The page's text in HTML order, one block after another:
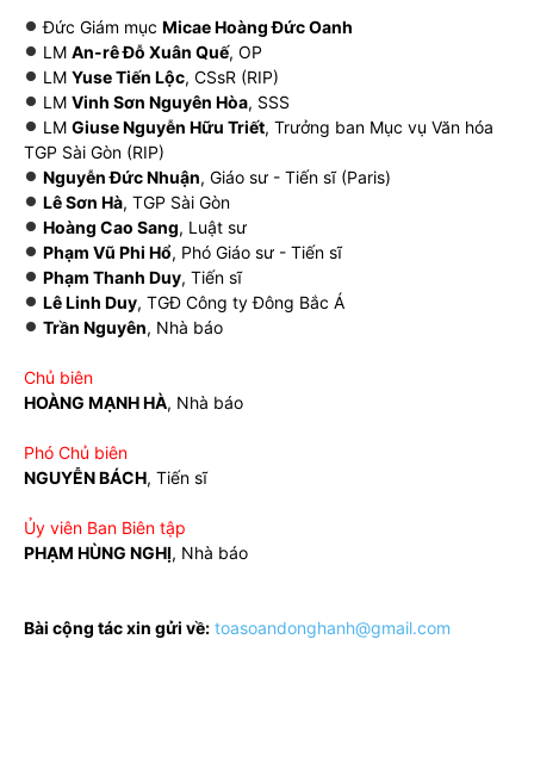
Đức Giám mục Micae Hoàng Đức Oanh
LM An-rê Đỗ Xuân Quế, OP
LM Yuse Tiến Lộc, CSsR (RIP)
LM Vinh Sơn Nguyên Hòa, SSS
LM Giuse Nguyễn Hữu Triết, Trưởng ban Mục vụ Văn hóa
TGP Sài Gòn (RIP)
Nguyễn Đức Nhuận, Giáo sư - Tiến sĩ (Paris)
Lê Sơn Hà, TGP Sài Gòn
Hoàng Cao Sang, Luật sư
Phạm Vũ Phi Hổ, Phó Giáo sư - Tiến sĩ
Phạm Thanh Duy, Tiến sĩ
Lê Linh Duy, TGĐ Công ty Đông Bắc Á
Trần Nguyên, Nhà báo
Chủ biên
HOÀNG MẠNH HÀ, Nhà báo
Phó Chủ biên
NGUYỄN BÁCH, Tiến sĩ
Ủy viên Ban Biên tập
PHẠM HÙNG NGHỊ, Nhà báo
Bài cộng tác xin gửi về: toasoandonghanh@gmail.com